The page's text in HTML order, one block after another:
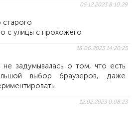
05.12.2023 8:10:29
старого
с улицы с прохожего
18.06.2023 14:20:25
не задумывалась о том, что есть
выбор браузеров, даже
12.02.2023 0:08:23